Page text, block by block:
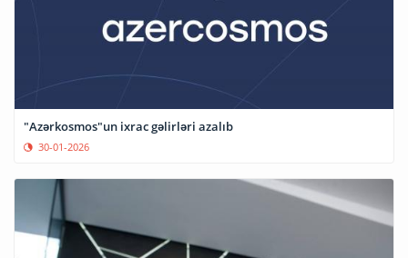
"Azərkosmos"un ixrac gəlirləri azalıb
30-01-2026